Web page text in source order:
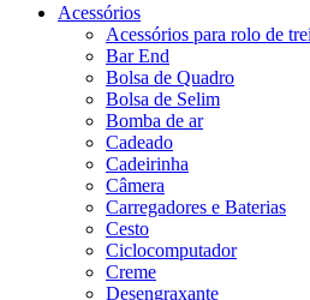
Acessórios
Acessórios para rolo de
Bar End
Bolsa de Quadro
Bolsa de Selim
Bomba de ar
Cadeado
Cadeirinha
Câmera
Carregadores e Baterias
Cesto
Ciclocomputador
Creme
Desengraxante